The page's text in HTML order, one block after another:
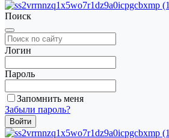
Поиск
Логин
Пароль
Запомнить меня
Забыли пароль?